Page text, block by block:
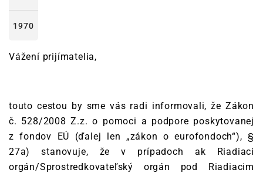
1970
Vážení prijímatelia,
touto cestou by sme vás radi informovali, že Zákon
č. 528/2008 Z.z. o pomoci a podpore poskytovanej
z fondov EÚ (ďalej len „zákon o eurofondoch“), §
27a) stanovuje, že v prípadoch ak Riadiaci
orgán/Sprostredkovateľský orgán pod Riadiacim